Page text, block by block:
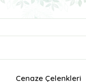
Cenaze Çelenkleri